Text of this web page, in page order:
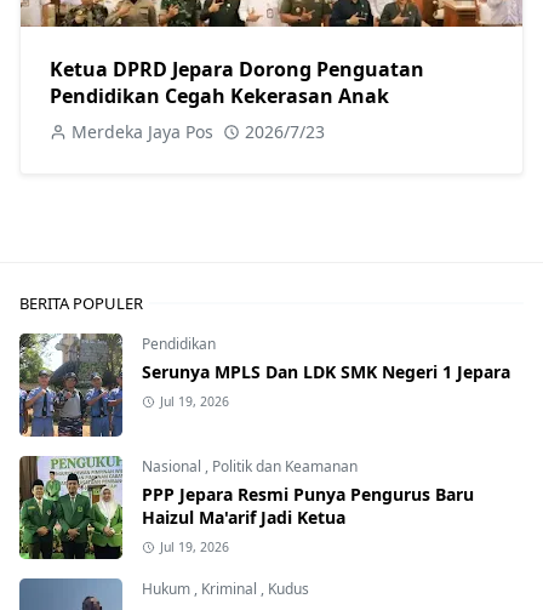
Ketua DPRD Jepara Dorong Penguatan
Pendidikan Cegah Kekerasan Anak
Merdeka Jaya Pos 2026/7/23
BERITA POPULER
Pendidikan
Serunya MPLS Dan LDK SMK Negeri 1 Jepara
Jul 19, 2026
Nasional , Politik dan Keamanan
PPP Jepara Resmi Punya Pengurus Baru
Haizul Ma'arif Jadi Ketua
Jul 19, 2026
Hukum , Kriminal , Kudus